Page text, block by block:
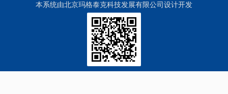
本系统由北京玛格泰克科技发展有限公司设计开发